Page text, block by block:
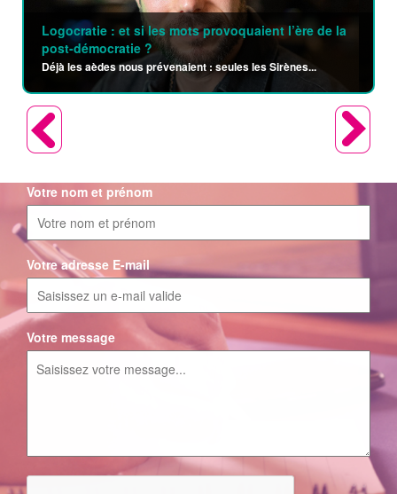
Logocratie : et si les mots provoquaient l’ère de la
post-démocratie ?
Déjà les aèdes nous prévenaient : seules les Sirènes...
Votre nom et prénom
Votre adresse E-mail
Votre message